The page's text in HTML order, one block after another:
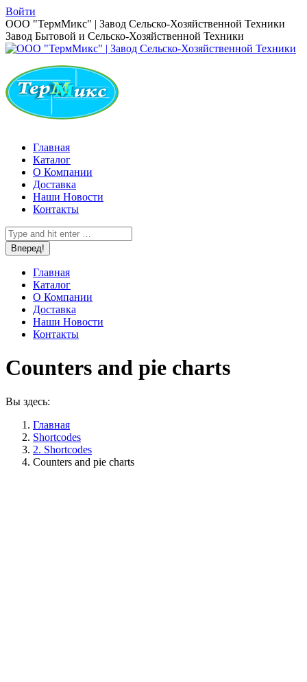
Перейти
к
содержанию
Войти
Страница
Вконтакте
открывается
новом
окне
ООО "ТермМикс" | Завод Сельско-Хозяйственной Техники
Завод Бытовой и Сельско-Хозяйственной Техники
Главная
Каталог
О Компании
Доставка
Наши Новости
Контакты
Поиск:
Главная
Каталог
О Компании
Доставка
Наши Новости
Контакты
Counters and pie charts
Вы здесь:
Главная
Shortcodes
2. Shortcodes
Counters and pie charts